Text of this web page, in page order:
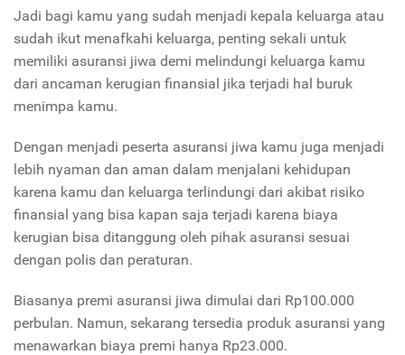
Jadi bagi kamu yang sudah menjadi kepala keluarga atau
sudah ikut menafkahi keluarga, penting sekali untuk
memiliki asuransi jiwa demi melindungi keluarga kamu
dari ancaman kerugian finansial jika terjadi hal buruk
menimpa kamu.
Dengan menjadi peserta asuransi jiwa kamu juga menjadi
lebih nyaman dan aman dalam menjalani kehidupan
karena kamu dan keluarga terlindungi dari akibat risiko
finansial yang bisa kapan saja terjadi karena biaya
kerugian bisa ditanggung oleh pihak asuransi sesuai
dengan polis dan peraturan.
Biasanya premi asuransi jiwa dimulai dari Rp100.000
perbulan. Namun, sekarang tersedia produk asuransi yang
menawarkan biaya premi hanya Rp23.000.